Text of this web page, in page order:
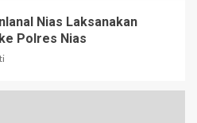
Nias Laksanakan
Polres Nias